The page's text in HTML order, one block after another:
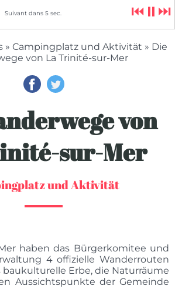
Suivant dans 4 sec. ⏮ ⏸ ⏭
» Campingplatz und Aktivität » Die
von La Trinité-sur-Mer
von
sur-Mer
und Aktivität
haben das Bürgerkomitee und
4 offizielle Wanderrouten
Erbe, die Naturräume
Aussichtspunkte der Gemeinde